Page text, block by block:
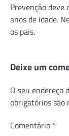
Prevenção deve
anos de idade.
os pais.
Deixe um
O seu endereço
obrigatórios são
Comentário *